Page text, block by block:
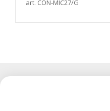
art. CON-MIC27/G